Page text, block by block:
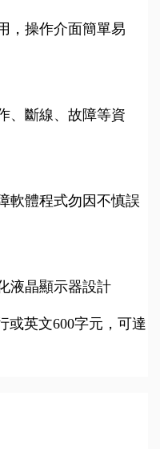
，操作介面簡單易
、斷線、故障等資
軟體程式勿因不慎誤
液晶顯示器設計
或英文600字元，可達